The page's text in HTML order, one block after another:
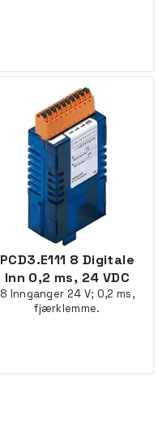
PCD3.E111 8 Digitale
Inn 0,2 ms, 24 VDC
8 Innganger 24 V; 0,2 ms,
fjærklemme.